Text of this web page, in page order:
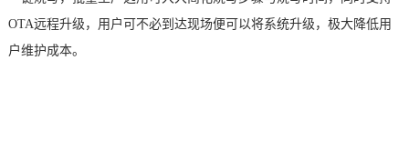
OTA远程升级，用户可不必到达现场便可以将系统升级，极大降低用
户维护成本。